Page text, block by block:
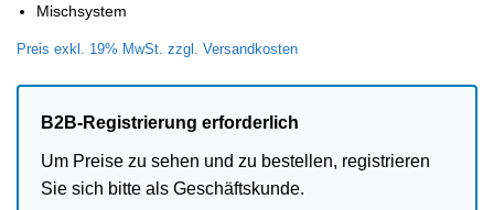
Mischsystem
Preis exkl. 19% MwSt. zzgl. Versandkosten
B2B-Registrierung erforderlich
Um Preise zu sehen und zu bestellen, registrieren
Sie sich bitte als Geschäftskunde.